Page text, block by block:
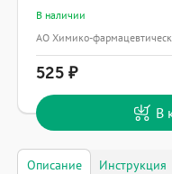
В наличии
АО Химико-
525
В
Описание Инструкция